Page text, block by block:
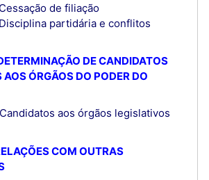
de filiação
partidária e conflitos
DE CANDIDATOS
AOS ÓRGÃOS DO PODER DO
aos órgãos legislativos
COM OUTRAS